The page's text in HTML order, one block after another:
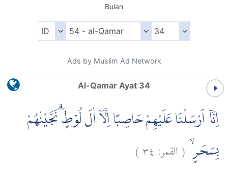
Bulan
Ads by Muslim Ad Network
Al-Qamar Ayat 34
اِنَّآ اَرْسَلْنَا عَلَيْهِمْ حَاصِبًا اِلَّآ اٰلَ لُوْطٍ ۗنَجَّيْنٰهُمْ
بِسَحَرٍۙ (القمر: ٣٤)